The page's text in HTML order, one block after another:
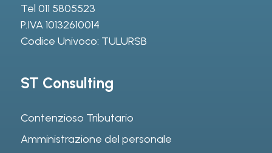
Tel 011 5805523
P.IVA 10132610014
Codice Univoco: TULURSB
ST Consulting
Contenzioso Tributario
Amministrazione del personale